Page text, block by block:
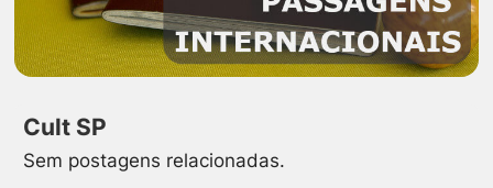
Cult SP
Sem postagens relacionadas.